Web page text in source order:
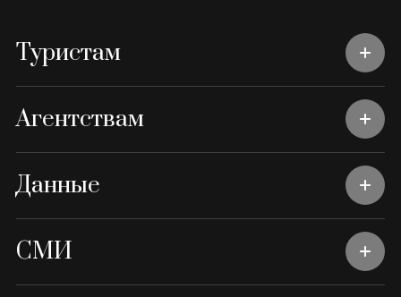
Туристам
Агентствам
Данные
СМИ